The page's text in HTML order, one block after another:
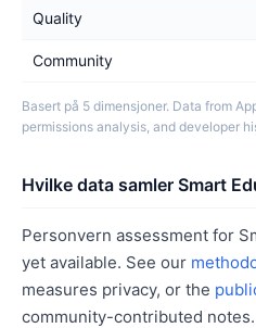
Quality
Community
Basert på 5 dimensjoner. Data from
permissions analysis, and developer
Hvilke data samler Smart
Personvern assessment for
yet available. See our
measures privacy, or the
community-contributed notes.